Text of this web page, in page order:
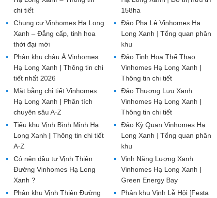
158ha
Đảo Pha Lê Vinhomes Hạ
Long Xanh | Tổng quan phân
khu
Đảo Tinh Hoa Thể Thao
Vinhomes Hạ Long Xanh |
Thông tin chi tiết
Đảo Thượng Lưu Xanh
Vinhomes Hạ Long Xanh |
Thông tin chi tiết
Đảo Kỳ Quan Vinhomes Hạ
Long Xanh | Tổng quan phân
khu
Vịnh Năng Lượng Xanh
Vinhomes Hạ Long Xanh |
Green Energy Bay
Phân khu Vịnh Lễ Hội [Festa
chi tiết
Chung cư Vinhomes Hạ Long
Xanh – Đẳng cấp, tinh hoa
thời đại mới
Phân khu châu Á Vinhomes
Hạ Long Xanh | Thông tin chi
tiết nhất 2026
Mặt bằng chi tiết Vinhomes
Hạ Long Xanh | Phân tích
chuyên sâu A-Z
Tiểu khu Vịnh Bình Minh Hạ
Long Xanh | Thông tin chi tiết
A-Z
Có nên đầu tư Vịnh Thiên
Đường Vinhomes Hạ Long
Xanh ?
Phân khu Vịnh Thiên Đường